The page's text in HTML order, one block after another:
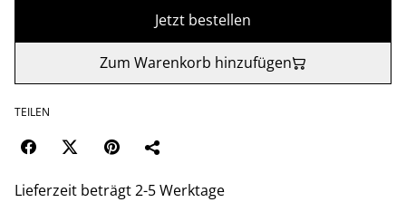
Jetzt bestellen
Zum Warenkorb hinzufügen
TEILEN
Lieferzeit beträgt 2-5 Werktage